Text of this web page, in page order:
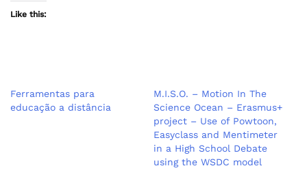
Like this:
Ferramentas para
educação a distância
M.I.S.O. – Motion In The
Science Ocean – Erasmus+
project – Use of Powtoon,
Easyclass and Mentimeter
in a High School Debate
using the WSDC model